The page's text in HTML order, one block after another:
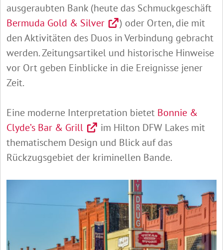
ausgeraubten Bank (heute das Schmuckgeschäft
Bermuda Gold & Silver
) oder Orten, die mit
den Aktivitäten des Duos in Verbindung gebracht
werden. Zeitungsartikel und historische Hinweise
vor Ort geben Einblicke in die Ereignisse jener
Zeit.
Eine moderne Interpretation bietet Bonnie &
Clyde’s Bar & Grill
im Hilton DFW Lakes mit
thematischem Design und Blick auf das
Rückzugsgebiet der kriminellen Bande.